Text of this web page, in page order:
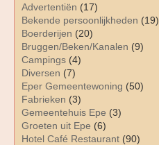
Advertentiën (17)
Bekende persoonlijkheden (19)
Boerderijen (20)
Bruggen/Beken/Kanalen (9)
Campings (4)
Diversen (7)
Eper Gemeentewoning (50)
Fabrieken (3)
Gemeentehuis Epe (3)
Groeten uit Epe (6)
Hotel Café Restaurant (90)